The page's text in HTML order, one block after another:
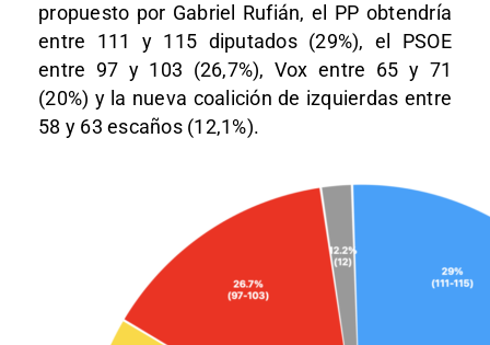
propuesto por Gabriel Rufián, el PP obtendría
entre 111 y 115 diputados (29%), el PSOE
entre 97 y 103 (26,7%), Vox entre 65 y 71
(20%) y la nueva coalición de izquierdas entre
58 y 63 escaños (12,1%).